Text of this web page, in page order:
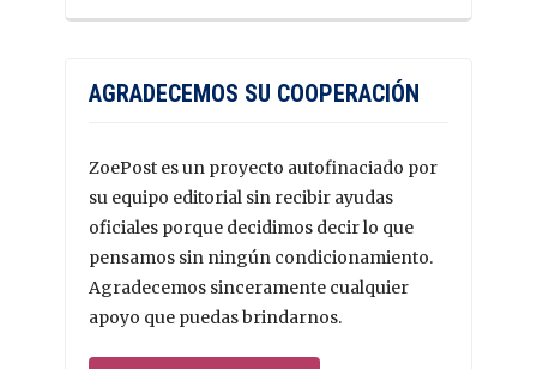
AGRADECEMOS SU COOPERACIÓN
ZoePost es un proyecto autofinaciado por
su equipo editorial sin recibir ayudas
oficiales porque decidimos decir lo que
pensamos sin ningún condicionamiento.
Agradecemos sinceramente cualquier
apoyo que puedas brindarnos.